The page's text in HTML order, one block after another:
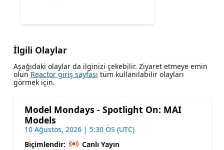
İlgili Olaylar
Aşağıdaki olaylar da ilginizi çekebilir. Ziyaret etmeye emin
olun Reactor giriş sayfası tüm kullanılabilir olayları
görmek için.
Model Mondays - Spotlight On: MAI
Models
10 Ağustos, 2026 | 5:30 ÖS (UTC)
Biçimlendir:
Canlı Yayın